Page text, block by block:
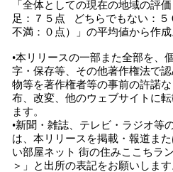
「全体としての現在の地域の評
足：７５点 どちらでもない：
不満：０点）」の平均値から作成
•本リリースの一部また全部を、
字・保存等、その他著作権法で
物等を著作権者等の事前の許諾
布、改変、他のウェブサイトに
ます。
•新聞・雑誌、テレビ・ラジオ等
は、本リリースを掲載・報道ま
い部屋ネット 街の住みここちラ
＞」と出所の表記をお願いします